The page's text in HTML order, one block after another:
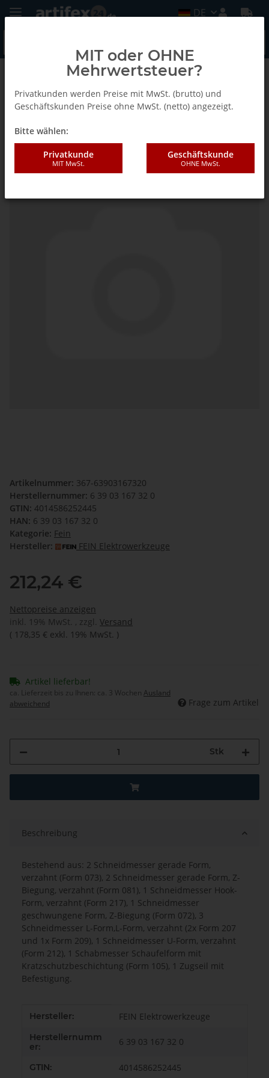
DE
Zurück zur Liste Fein
Fein Zubehör-Set Cargo
Artikelnummer: 367-63903167320
Herstellernummer: 6 39 03 167 32 0
GTIN: 4014586252445
HAN: 6 39 03 167 32 0
Kategorie: Fein
Hersteller:
FEIN Elektrowerkzeuge
212,24 €
Nettopreise anzeigen
inkl. 19% MwSt. , zzgl. Versand
( 178,35 € exkl. 19% MwSt. )
Artikel lieferbar!
ca. Lieferzeit bis zu Ihnen: ca. 3 Wochen Ausland
abweichend
Frage zum Artikel
Stk
Beschreibung
Bestehend aus: 2 Schneidmesser gerade Form,
verzahnt (Form 073), 2 Schneidmesser gerade Form, Z-
Biegung, verzahnt (Form 081), 1 Schneidmesser Hook-
Form, verzahnt (Form 217), 1 Schneidmesser
geschwungene Form, Z-Biegung (Form 072), 3
Schneidmesser L-Form,L-Form, verzahnt (2x Form 207
und 1x Form 209), 1 Schneidmesser U-Form, verzahnt
(Form 212), 1 Schabmesser Schaufelform mit
Kratzschutzbeschichtung (Form 105), 1 Zugseil mit
Befestigung.
Produkteigenschaft
Wert
Hersteller: FEIN Elektrowerkzeuge
Herstellernumm
er:
6 39 03 167 32 0
GTIN: 4014586252445
MIT oder OHNE
Mehrwertsteuer?
Privatkunden werden Preise mit MwSt. (brutto) und
Geschäftskunden Preise ohne MwSt. (netto) angezeigt.
Bitte wählen:
Privatkunde
MIT MwSt.
Geschäftskunde
OHNE MwSt.